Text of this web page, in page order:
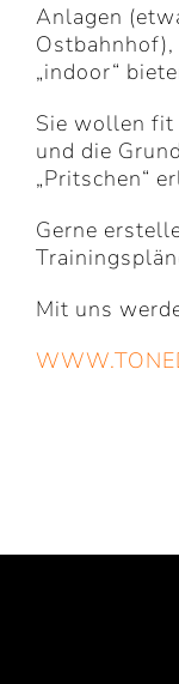
Anlagen
Ostbahnhof),
„indoor“
Sie wollen fit
und die
„Pritschen“
Gerne
Mit uns